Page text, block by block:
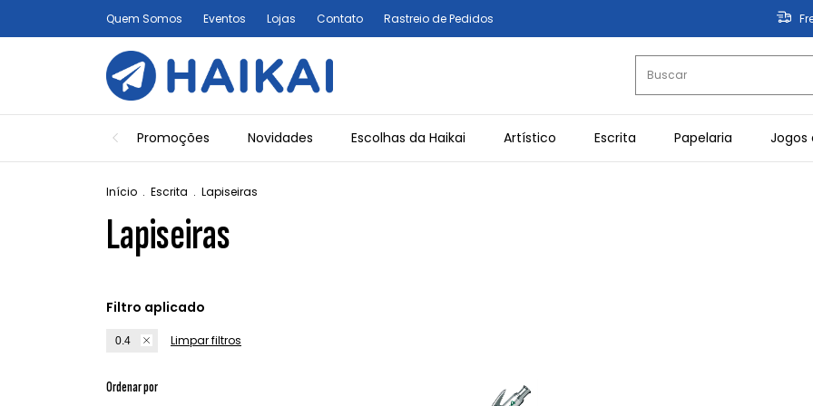
Quem Somos Eventos Lojas Contato Rastreio de Pedidos
Promoções Novidades Escolhas da Haikai Artístico Escrita Papelaria Jogos
Início . Escrita . Lapiseiras
Lapiseiras
Filtro aplicado
0.4 Limpar filtros
Ordenar por